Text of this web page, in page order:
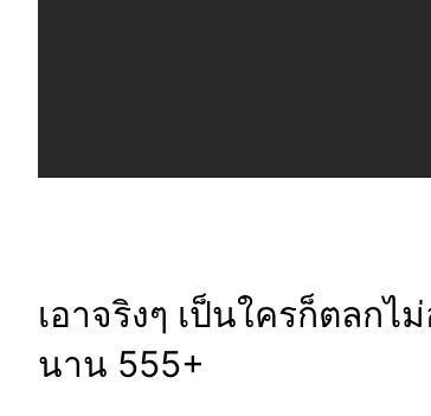
เอาจริงๆ เป็นใครก็ตลก
นาน 555+